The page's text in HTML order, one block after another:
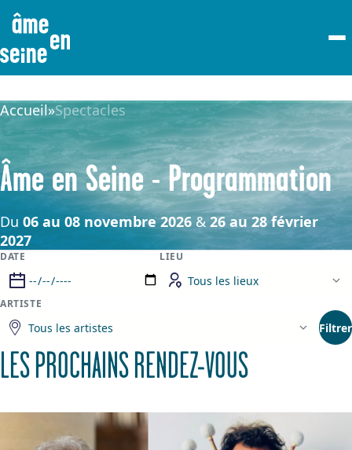
Accueil»Spectacles
Âme en Seine - Programmation
Du 06 au 08 novembre 2026 & 26 au 28 février
2027
DATE LIEU
ARTISTE
Filtrer
LES PROCHAINS RENDEZ-VOUS